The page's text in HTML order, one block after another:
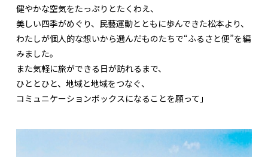
健やかな空気をたっぷりとたくわえ、
美しい四季がめぐり、民藝運動とともに歩んできた松本より、
わたしが個人的な想いから選んだものたちで“ふるさと便”を編
みました。
また気軽に旅ができる日が訪れるまで、
ひととひと、地域と地域をつなぐ、
コミュニケーションボックスになることを願って」